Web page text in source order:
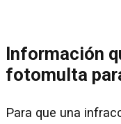
Información
fotomulta
Para que una